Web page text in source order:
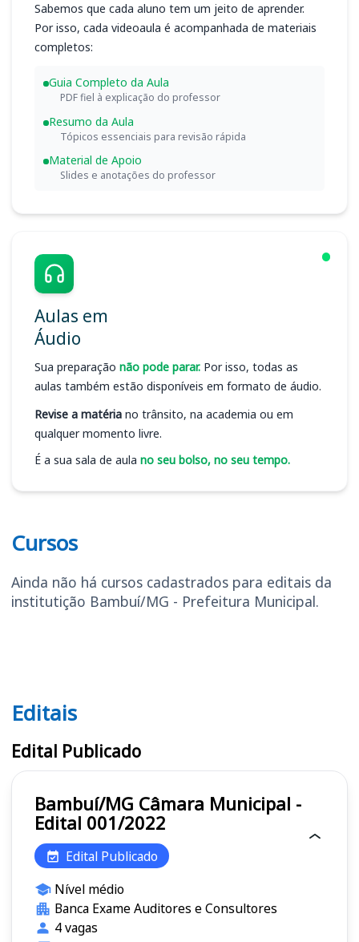
Sabemos que cada aluno tem um jeito de aprender.
Por isso, cada videoaula é acompanhada de materiais
completos:
Guia Completo da Aula
PDF fiel à explicação do professor
Resumo da Aula
Tópicos essenciais para revisão rápida
Material de Apoio
Slides e anotações do professor
Aulas em
Áudio
Sua preparação não pode parar. Por isso, todas as
aulas também estão disponíveis em formato de áudio.
Revise a matéria no trânsito, na academia ou em
qualquer momento livre.
É a sua sala de aula no seu bolso, no seu tempo.
Cursos
Ainda não há cursos cadastrados para editais da
institutição Bambuí/MG - Prefeitura Municipal.
Editais
Editais
Edital Publicado
Bambuí/MG Câmara Municipal -
Edital 001/2022
Edital Publicado
Nível médio
Banca Exame Auditores e Consultores
4 vagas